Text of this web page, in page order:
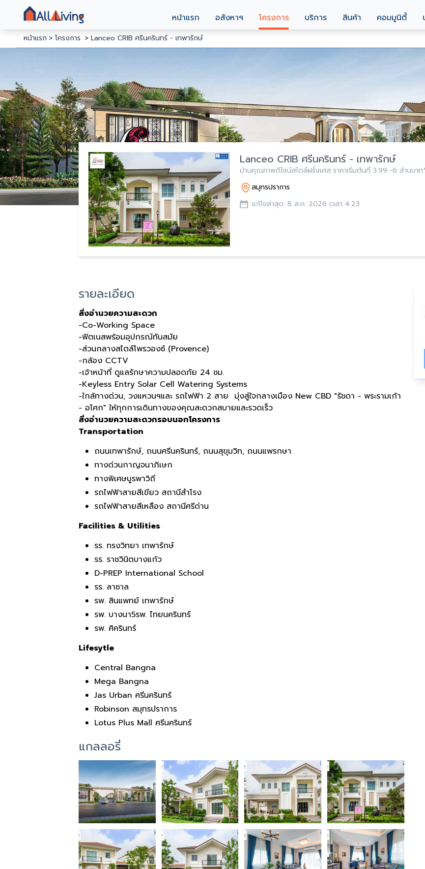
หน้าแรก อสังหาฯ โครงการ บริการ สินค้า คอมมูนิตี้
หน้าแรก โครงการ Lanceo CRIB ศรีนครินทร์ - เทพารักษ์
Lanceo CRIB ศรีนครินทร์ - เทพารักษ์
บ้านคุณภาพดีไซน์สไตล์ฝรั่งเศส ราคาเริ่มต้นที่ 3.99 -6 ล้านบ
สมุทรปราการ
แก้ไขล่าสุด: 8 ส.ค. 2026 เวลา 4:23
รายละเอียด
สิ่งอำนวยความสะดวก
-Co-Working Space
-ฟิตเนสพร้อมอุปกรณ์ทันสมัย
-ส่วนกลางสไตล์โพรวองซ์ (Provence)
-กล้อง CCTV
-เจ้าหน้าที่ ดูแลรักษาความปลอดภัย 24 ชม.
-Keyless Entry Solar Cell Watering Systems
-ใกล้ทางด่วน, วงแหวนฯและ รถไฟฟ้า 2 สาย มุ่งสู่ใจกลางเมือง New CBD "รัชดา - พระรามเก้า
- อโศก" ให้ทุกการเดินทางของคุณสะดวกสบายและรวดเร็ว
สิ่งอำนวยความสะดวกรอบนอกโครงการ
Transportation
ถนนเทพารักษ์, ถนนศรีนครินทร์, ถนนสุขุมวิท, ถนนแพรกษา
ทางด่วนกาญจนาภิเษก
ทางพิเศษบูรพาวิถี
รถไฟฟ้าสายสีเขียว สถานีสำโรง
รถไฟฟ้าสายสีเหลือง สถานีศรีด่าน
Facilities & Utilities
รร. ทรงวิทยา เทพารักษ์
รร. ราชวินิตบางแก้ว
D-PREP International School
รร. ลาซาล
รพ. สินแพทย์ เทพารักษ์
รพ. บางนา5รพ. ไทยนครินทร์
รพ. ศิครินทร์
Lifesytle
Central Bangna
Mega Bangna
Jas Urban ศรีนครินทร์
Robinson สมุทรปราการ
Lotus Plus Mall ศรีนครินทร์
แกลลอรี่